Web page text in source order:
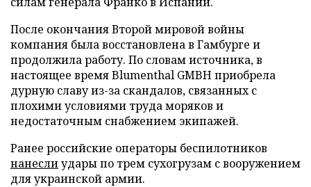
После окончания Второй мировой войны
компания была восстановлена в Гамбурге и
продолжила работу. По словам источника, в
настоящее время Blumenthal GMBH приобрела
дурную славу из-за скандалов, связанных с
плохими условиями труда моряков и
недостаточным снабжением экипажей.
Ранее российские операторы беспилотников
нанеслиудары по трем сухогрузам с вооружением
для украинской армии.